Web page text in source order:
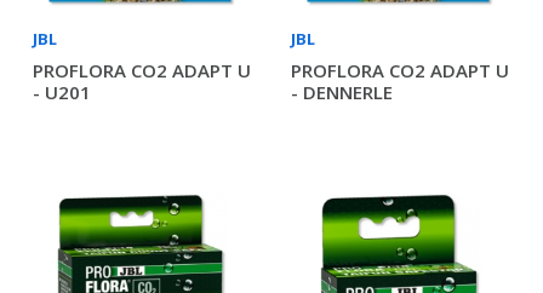
JBL
PROFLORA CO2 ADAPT U
- U201
JBL
PROFLORA CO2 ADAPT U
- DENNERLE